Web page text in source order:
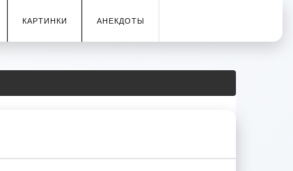
КАРТИНКИ АНЕКДОТЫ